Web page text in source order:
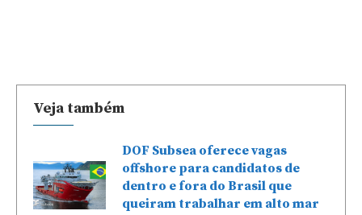
Veja também
DOF Subsea oferece vagas
offshore para candidatos de
dentro e fora do Brasil que
queiram trabalhar em alto mar